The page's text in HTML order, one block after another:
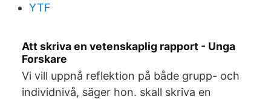
YTF
Att skriva en vetenskaplig rapport - Unga
Forskare
Vi vill uppnå reflektion på både grupp- och
individnivå, säger hon. skall skriva en